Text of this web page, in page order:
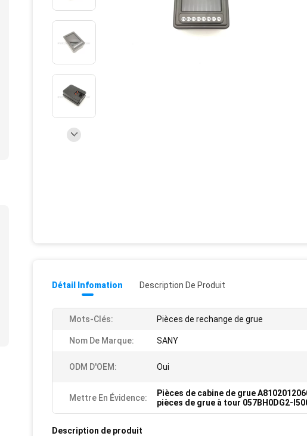
Détail Infomation Description De Produit
Mots-Clés: Pièces de rechange de grue
Nom De Marque: SANY
ODM D'OEM: Oui
Mettre En Évidence: Pièces de cabine de grue
pièces de grue à tour 057BH0DG2-
Description de produit